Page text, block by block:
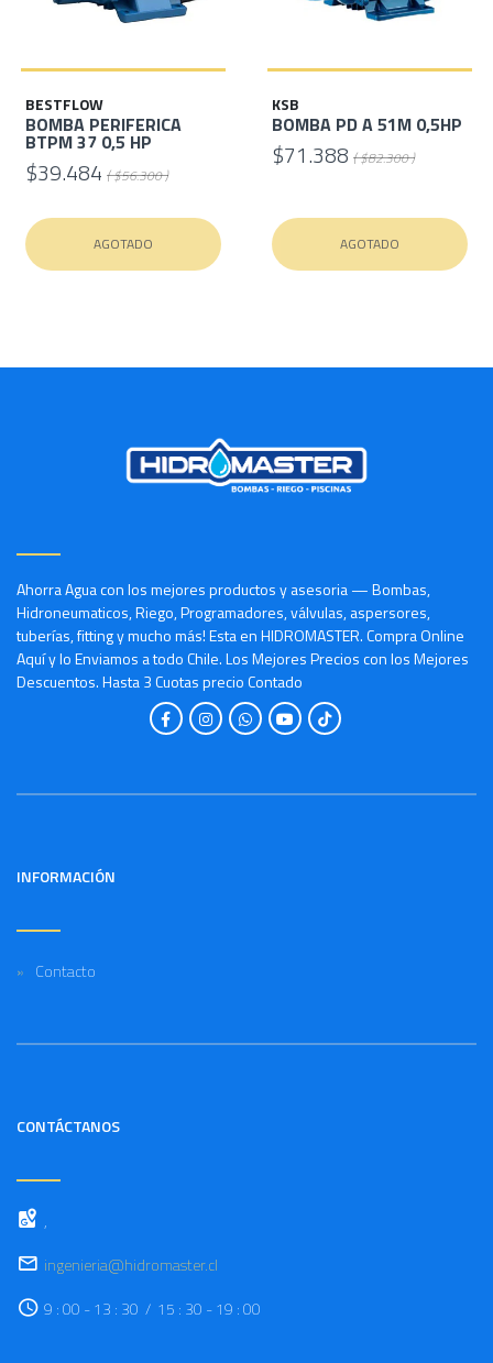
BESTFLOW
BOMBA PERIFERICA
BTPM 37 0,5 HP
$39.484 ( $56.300 )
AGOTADO
KSB
BOMBA PD A 51M 0,5HP
$71.388 ( $82.300 )
AGOTADO
Ahorra Agua con los mejores productos y asesoria — Bombas,
Hidroneumaticos, Riego, Programadores, válvulas, aspersores,
tuberías, fitting y mucho más! Esta en HIDROMASTER. Compra Online
Aquí y lo Enviamos a todo Chile. Los Mejores Precios con los Mejores
Descuentos. Hasta 3 Cuotas precio Contado
INFORMACIÓN
Contacto
CONTÁCTANOS
,
ingenieria@hidromaster.cl
9 : 00 - 13 : 30 / 15 : 30 - 19 : 00